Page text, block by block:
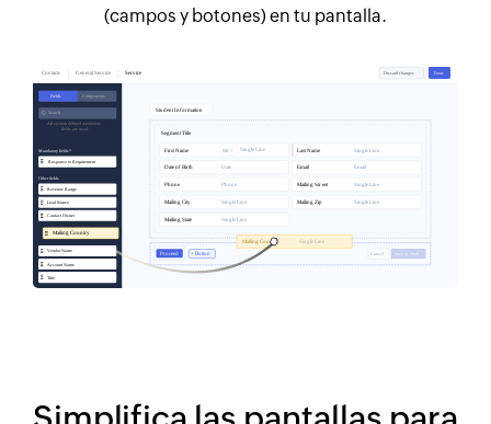
(campos y botones) en tu pantalla.